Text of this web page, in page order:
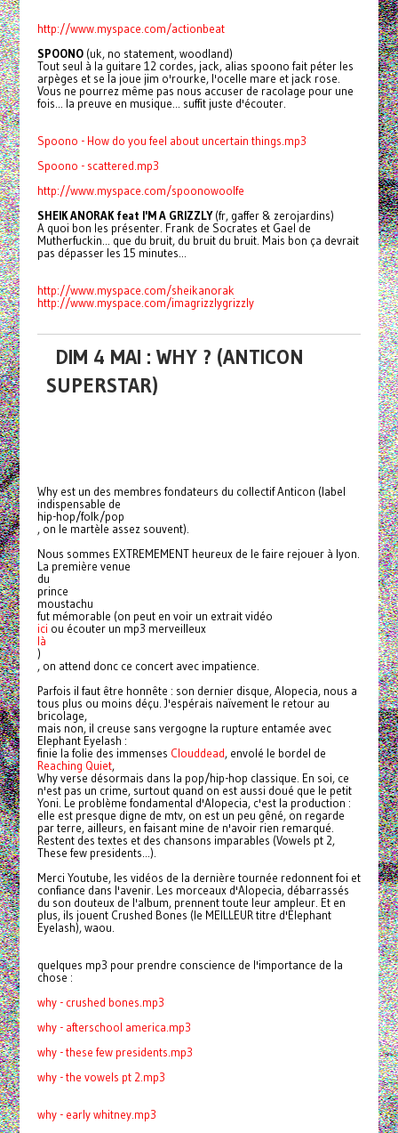
http://www.myspace.com/actionbeat
SPOONO (uk, no statement, woodland)
Tout seul à la guitare 12 cordes, jack, alias spoono fait péter les
arpèges et se la joue jim o'rourke, l'ocelle mare et jack rose.
Vous ne pourrez même pas nous accuser de racolage pour une
fois... la preuve en musique... suffit juste d'écouter.
Spoono - How do you feel about uncertain things.mp3
Spoono - scattered.mp3
http://www.myspace.com/spoonowoolfe
SHEIK ANORAK feat I'M A GRIZZLY(fr, gaffer & zerojardins)
A quoi bon les présenter. Frank de Socrates et Gael de
Mutherfuckin... que du bruit, du bruit du bruit. Mais bon ça devrait
pas dépasser les 15 minutes...
http://www.myspace.com/sheikanorak
http://www.myspace.com/imagrizzlygrizzly
DIM 4 MAI : WHY ? (ANTICON
SUPERSTAR)
Whyest un des membres fondateurs du collectif Anticon (label
indispensable de
hip-hop/folk/pop
, on le martèle assez souvent).
Nous sommes EXTREMEMENT heureux de le faire rejouer à lyon.
La première venue
du
prince
moustachu
fut mémorable (on peut en voir un extrait vidéo
ici ou écouter un mp3 merveilleux
là
)
, on attend donc ce concert avec impatience.
Parfois il faut être honnête : son dernier disque, Alopecia, nous a
tous plus ou moins déçu. J'espérais naïvement le retour au
bricolage,
mais non, il creuse sans vergogne la rupture entamée avec
Elephant Eyelash :
finie la folie des immenses Clouddead, envolé le bordel de
Reaching Quiet,
Why verse désormais dans la pop/hip-hop classique. En soi, ce
n'est pas un crime, surtout quand on est aussi doué que le petit
Yoni. Le problème fondamental d'Alopecia, c'est la production :
elle est presque digne de mtv, on est un peu gêné, on regarde
par terre, ailleurs, en faisant mine de n'avoir rien remarqué.
Restent des textes et des chansons imparables (Vowels pt 2,
These few presidents...).
Merci Youtube, les vidéos de la dernière tournée redonnent foi et
confiance dans l'avenir. Les morceaux d'Alopecia, débarrassés
du son douteux de l'album, prennent toute leur ampleur. Et en
plus, ils jouent Crushed Bones (le MEILLEUR titre d'Elephant
Eyelash), waou.
quelques mp3 pour prendre conscience de l'importance de la
chose :
why - crushed bones.mp3
why - afterschool america.mp3
why - these few presidents.mp3
why - the vowels pt 2.mp3
why - early whitney.mp3